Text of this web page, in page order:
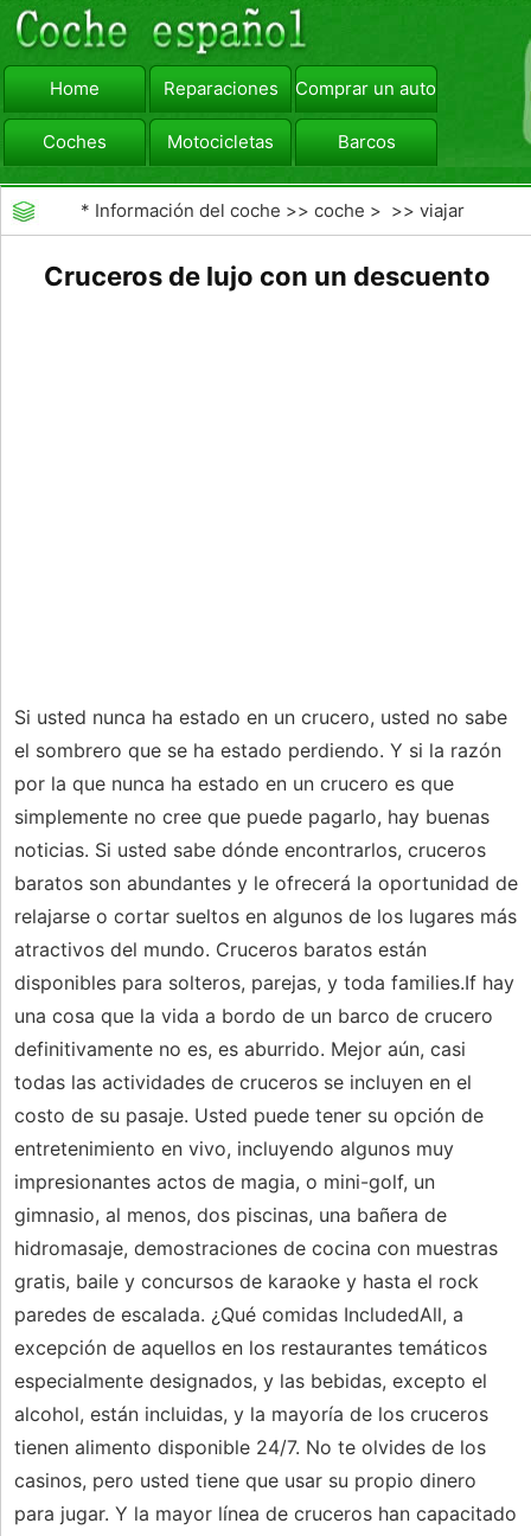
Home Reparaciones Comprar un automóvil
Coches Motocicletas Barcos
viajar Camiones
* Información del coche >>coche > >>viajar
Cruceros de lujo con un descuento
Si usted nunca ha estado en un crucero, usted no sabe
el sombrero que se ha estado perdiendo. Y si la razón
por la que nunca ha estado en un crucero es que
simplemente no cree que puede pagarlo, hay buenas
noticias. Si usted sabe dónde encontrarlos, cruceros
baratos son abundantes y le ofrecerá la oportunidad de
relajarse o cortar sueltos en algunos de los lugares más
atractivos del mundo. Cruceros baratos están
disponibles para solteros, parejas, y toda families.If hay
una cosa que la vida a bordo de un barco de crucero
definitivamente no es, es aburrido. Mejor aún, casi
todas las actividades de cruceros se incluyen en el
costo de su pasaje. Usted puede tener su opción de
entretenimiento en vivo, incluyendo algunos muy
impresionantes actos de magia, o mini-golf, un
gimnasio, al menos, dos piscinas, una bañera de
hidromasaje, demostraciones de cocina con muestras
gratis, baile y concursos de karaoke y hasta el rock
paredes de escalada. ¿Qué comidas IncludedAll, a
excepción de aquellos en los restaurantes temáticos
especialmente designados, y las bebidas, excepto el
alcohol, están incluidas, y la mayoría de los cruceros
tienen alimento disponible 24/7. No te olvides de los
casinos, pero usted tiene que usar su propio dinero
para jugar. Y la mayor línea de cruceros han capacitado